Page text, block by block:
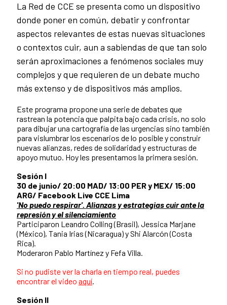
La Red de CCE se presenta como un dispositivo
donde poner en común, debatir y confrontar
aspectos relevantes de estas nuevas situaciones
o contextos cuir, aun a sabiendas de que tan solo
serán aproximaciones a fenómenos sociales muy
complejos y que requieren de un debate mucho
más extenso y de dispositivos más amplios.
Este programa propone una serie de debates que
rastrean la potencia que palpita bajo cada crisis, no solo
para dibujar una cartografía de las urgencias sino también
para vislumbrar los escenarios de lo posible y construir
nuevas alianzas, redes de solidaridad y estructuras de
apoyo mutuo. Hoy les presentamos la primera sesión.
Sesión I
30 de junio/ 20:00 MAD/ 13:00 PER y MEX/ 15:00
ARG/ Facebook Live CCE Lima
'No puedo respirar'. Alianzas y estrategias cuir ante la
represión y el silenciamiento
Participaron Leandro Colling (Brasil), Jessica Marjane
(México), Tania Irias (Nicaragua) y Shi Alarcón (Costa
Rica).
Moderaron Pablo Martínez y Fefa Villa.
Si no pudiste ver la charla en tiempo real, puedes
encontrar el video aquí.
Sesión II